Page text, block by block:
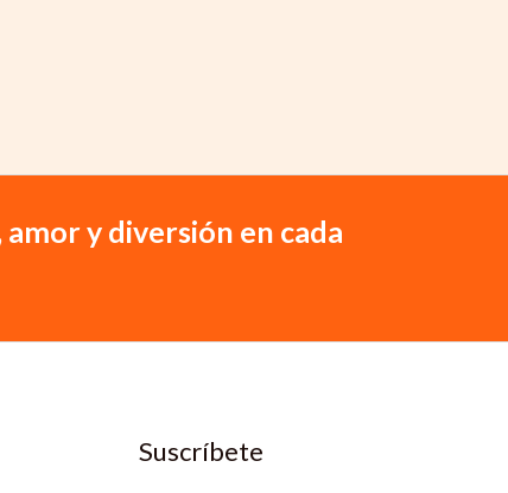
amor y diversión en cada
Suscríbete